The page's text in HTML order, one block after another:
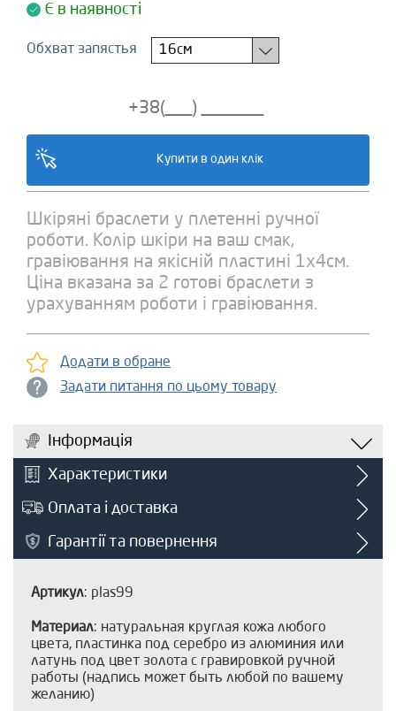
Є в наявності
Обхват запястья 16см
Шкіряні браслети у плетенні ручної
роботи. Колір шкіри на ваш смак,
гравіювання на якісній пластині 1х4см.
Ціна вказана за 2 готові браслети з
урахуванням роботи і гравіювання.
Додати в обране
Задати питання по цьому товару
Інформація
Характеристики
Оплата і доставка
Гарантії та повернення
Артикул: plas99
Материал: натуральная круглая кожа любого
цвета, пластинка под серебро из алюминия или
латунь под цвет золота с гравировкой ручной
работы (надпись может быть любой по вашему
желанию)